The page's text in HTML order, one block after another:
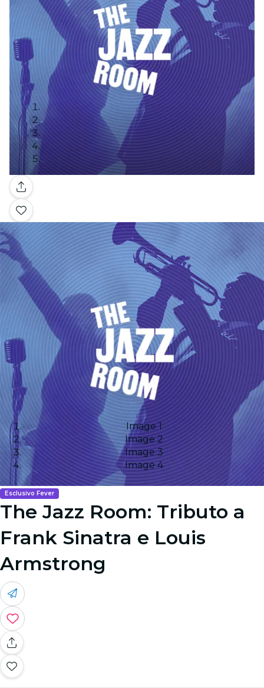
Galleria
Image 1
Image 2
Image 3
Image 4
Esclusivo Fever
The Jazz Room: Tributo a
Frank Sinatra e Louis
Armstrong